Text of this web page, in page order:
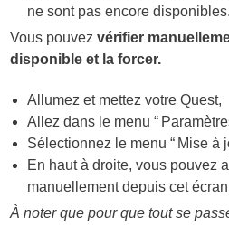
ne sont pas encore disponibles.
Vous pouvezvérifier
disponible et la forcer.
Allumez et mettez votre Quest,
Allez dans le menu “
Sélectionnez le menu “ Mise à
En haut à droite, vous pouvez
manuellement depuis cet
À noter que pour que tout se